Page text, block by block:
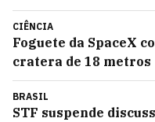
CIÊNCIA
Foguete da SpaceX
cratera de 18 metros
BRASIL
STF suspende